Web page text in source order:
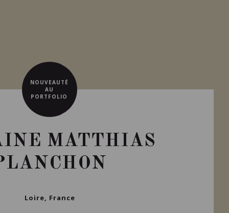
NOUVEAUTÉ
AU
PORTFOLIO
MATTHIAS
Loire, France